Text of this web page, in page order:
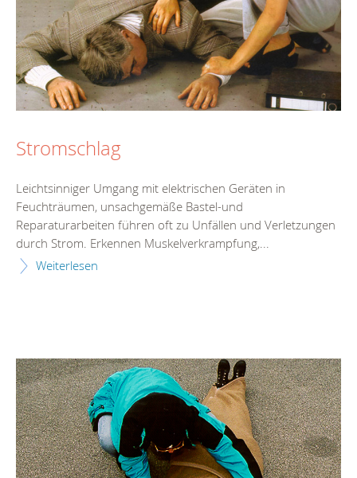
Stromschlag
Leichtsinniger Umgang mit elektrischen Geräten in
Feuchträumen, unsachgemäße Bastel-und
Reparaturarbeiten führen oft zu Unfällen und Verletzungen
durch Strom. Erkennen Muskelverkrampfung,...
Weiterlesen